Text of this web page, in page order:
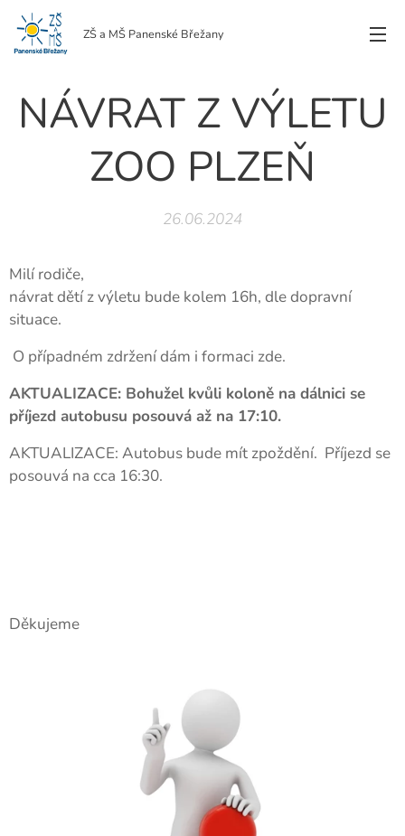
ZŠ a MŠ Panenské Břežany
NÁVRAT Z VÝLETU
ZOO PLZEŇ
26.06.2024
Milí rodiče,
návrat dětí z výletu bude kolem 16h, dle dopravní
situace.
O případném zdržení dám i formaci zde.
AKTUALIZACE: Bohužel kvůli koloně na dálnici se
příjezd autobusu posouvá až na 17:10.
AKTUALIZACE: Autobus bude mít zpoždění. Příjezd se
posouvá na cca 16:30.
Děkujeme